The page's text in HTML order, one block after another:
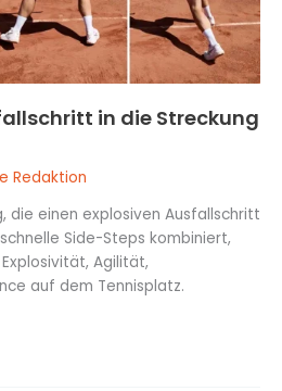
in die Streckung
Redaktion
die einen explosiven Ausfallschritt
Side-Steps kombiniert,
Agilität,
auf dem Tennisplatz.